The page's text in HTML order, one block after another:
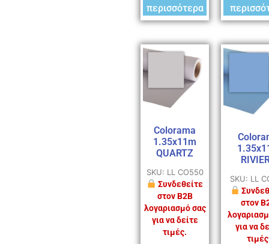
περισσότερα
Colorama
1.35x11m
QUARTZ
SKU: LL CO550
Συνδεθείτε
στον B2B
λογαριασμό σας
για να δείτε
τιμές.
SKU: LL
στον
για να